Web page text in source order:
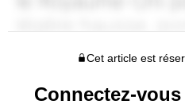
Cet article est
Connectez-